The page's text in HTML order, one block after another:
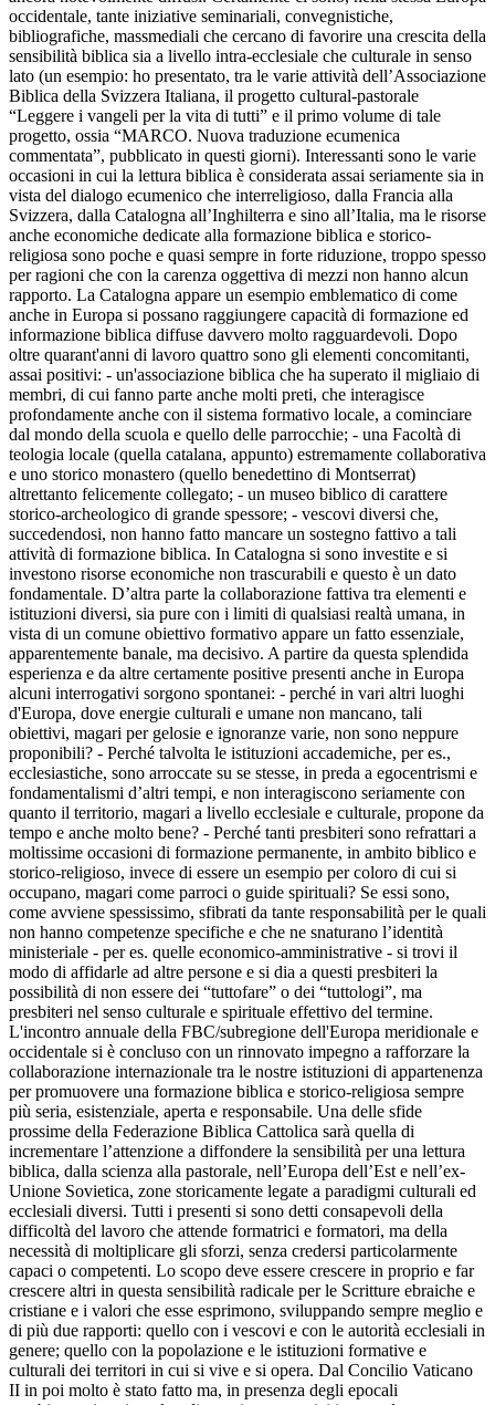
occidentale, tante iniziative seminariali, convegnistiche,
bibliografiche, massmediali che cercano di favorire una crescita della
sensibilità biblica sia a livello intra-ecclesiale che culturale in senso
lato (un esempio: ho presentato, tra le varie attività dell’Associazione
Biblica della Svizzera Italiana, il progetto cultural-pastorale
“Leggere i vangeli per la vita di tutti” e il primo volume di tale
progetto, ossia “MARCO. Nuova traduzione ecumenica
commentata”, pubblicato in questi giorni). Interessanti sono le varie
occasioni in cui la lettura biblica è considerata assai seriamente sia in
vista del dialogo ecumenico che interreligioso, dalla Francia alla
Svizzera, dalla Catalogna all’Inghilterra e sino all’Italia, ma le risorse
anche economiche dedicate alla formazione biblica e storico-
religiosa sono poche e quasi sempre in forte riduzione, troppo spesso
per ragioni che con la carenza oggettiva di mezzi non hanno alcun
rapporto. La Catalogna appare un esempio emblematico di come
anche in Europa si possano raggiungere capacità di formazione ed
informazione biblica diffuse davvero molto ragguardevoli. Dopo
oltre quarant'anni di lavoro quattro sono gli elementi concomitanti,
assai positivi: - un'associazione biblica che ha superato il migliaio di
membri, di cui fanno parte anche molti preti, che interagisce
profondamente anche con il sistema formativo locale, a cominciare
dal mondo della scuola e quello delle parrocchie; - una Facoltà di
teologia locale (quella catalana, appunto) estremamente collaborativa
e uno storico monastero (quello benedettino di Montserrat)
altrettanto felicemente collegato; - un museo biblico di carattere
storico-archeologico di grande spessore; - vescovi diversi che,
succedendosi, non hanno fatto mancare un sostegno fattivo a tali
attività di formazione biblica. In Catalogna si sono investite e si
investono risorse economiche non trascurabili e questo è un dato
fondamentale. D’altra parte la collaborazione fattiva tra elementi e
istituzioni diversi, sia pure con i limiti di qualsiasi realtà umana, in
vista di un comune obiettivo formativo appare un fatto essenziale,
apparentemente banale, ma decisivo. A partire da questa splendida
esperienza e da altre certamente positive presenti anche in Europa
alcuni interrogativi sorgono spontanei: - perché in vari altri luoghi
d'Europa, dove energie culturali e umane non mancano, tali
obiettivi, magari per gelosie e ignoranze varie, non sono neppure
proponibili? - Perché talvolta le istituzioni accademiche, per es.,
ecclesiastiche, sono arroccate su se stesse, in preda a egocentrismi e
fondamentalismi d’altri tempi, e non interagiscono seriamente con
quanto il territorio, magari a livello ecclesiale e culturale, propone da
tempo e anche molto bene? - Perché tanti presbiteri sono refrattari a
moltissime occasioni di formazione permanente, in ambito biblico e
storico-religioso, invece di essere un esempio per coloro di cui si
occupano, magari come parroci o guide spirituali? Se essi sono,
come avviene spessissimo, sfibrati da tante responsabilità per le quali
non hanno competenze specifiche e che ne snaturano l’identità
ministeriale - per es. quelle economico-amministrative - si trovi il
modo di affidarle ad altre persone e si dia a questi presbiteri la
possibilità di non essere dei “tuttofare” o dei “tuttologi”, ma
presbiteri nel senso culturale e spirituale effettivo del termine.
L'incontro annuale della FBC/subregione dell'Europa meridionale e
occidentale si è concluso con un rinnovato impegno a rafforzare la
collaborazione internazionale tra le nostre istituzioni di appartenenza
per promuovere una formazione biblica e storico-religiosa sempre
più seria, esistenziale, aperta e responsabile. Una delle sfide
prossime della Federazione Biblica Cattolica sarà quella di
incrementare l’attenzione a diffondere la sensibilità per una lettura
biblica, dalla scienza alla pastorale, nell’Europa dell’Est e nell’ex-
Unione Sovietica, zone storicamente legate a paradigmi culturali ed
ecclesiali diversi. Tutti i presenti si sono detti consapevoli della
difficoltà del lavoro che attende formatrici e formatori, ma della
necessità di moltiplicare gli sforzi, senza credersi particolarmente
capaci o competenti. Lo scopo deve essere crescere in proprio e far
crescere altri in questa sensibilità radicale per le Scritture ebraiche e
cristiane e i valori che esse esprimono, sviluppando sempre meglio e
di più due rapporti: quello con i vescovi e con le autorità ecclesiali in
genere; quello con la popolazione e le istituzioni formative e
culturali dei territori in cui si vive e si opera. Dal Concilio Vaticano
II in poi molto è stato fatto ma, in presenza degli epocali